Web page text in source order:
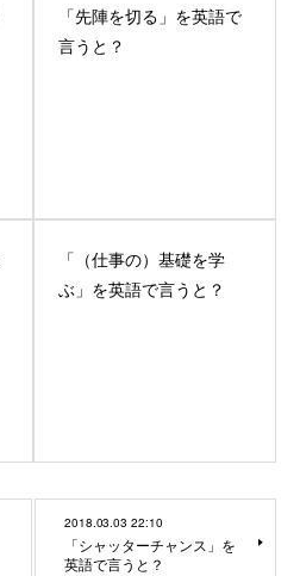
「先陣を切る」を英語で
言うと？
「（仕事の）基礎を学
ぶ」を英語で言うと？
2018.03.03 22:10
「シャッターチャンス」を
英語で言うと？